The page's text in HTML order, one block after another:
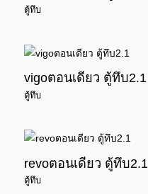
ตู้ทึบ
vigoตอนเดียว ตู้ทึบ2.1
ตู้ทึบ
revoตอนเดียว ตู้ทึบ2.1
ตู้ทึบ